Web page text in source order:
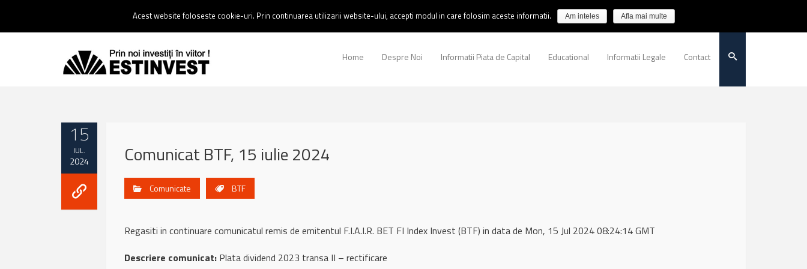
0237 238 900 |Email :contact@estinvest.ro
Home Despre Noi Informatii Piata de Capital Educational Informatii Legale Contact
15
IUL.
2024 Comunicat BTF, 15 iulie 2024
Comunicate BTF
Regasiti in continuare comunicatul remis de emitentul F.I.A.I.R. BET FI Index Invest (BTF) in data de Mon, 15 Jul 2024 08:24:14 GMT
Descriere comunicat: Plata dividend 2023 transa II – rectificare
Acest website foloseste cookie-uri. Prin continuarea utilizarii website-ului, accepti modul in care folosim aceste informatii. Am inteles Afla mai multe